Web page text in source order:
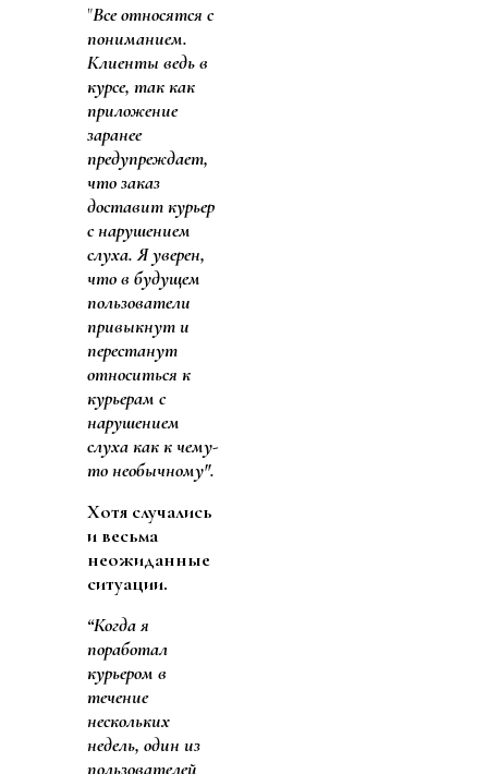
"Все относятся с
пониманием.
Клиенты ведь в
курсе, так как
приложение
заранее
предупреждает,
что заказ
доставит курьер
с нарушением
слуха. Я уверен,
что в будущем
пользователи
привыкнут и
перестанут
относиться к
курьерам с
нарушением
слуха как к чему-
то необычному".
Хотя случались
и весьма
неожиданные
ситуации.
“Когда я
поработал
курьером в
течение
нескольких
недель, один из
пользователей